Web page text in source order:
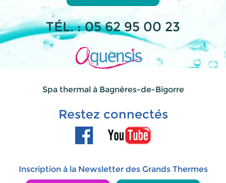
TÉL. : 05 62 95 00 23
Spa thermal à Bagnères-de-Bigorre
Restez connectés
Inscription à la Newsletter des Grands Thermes